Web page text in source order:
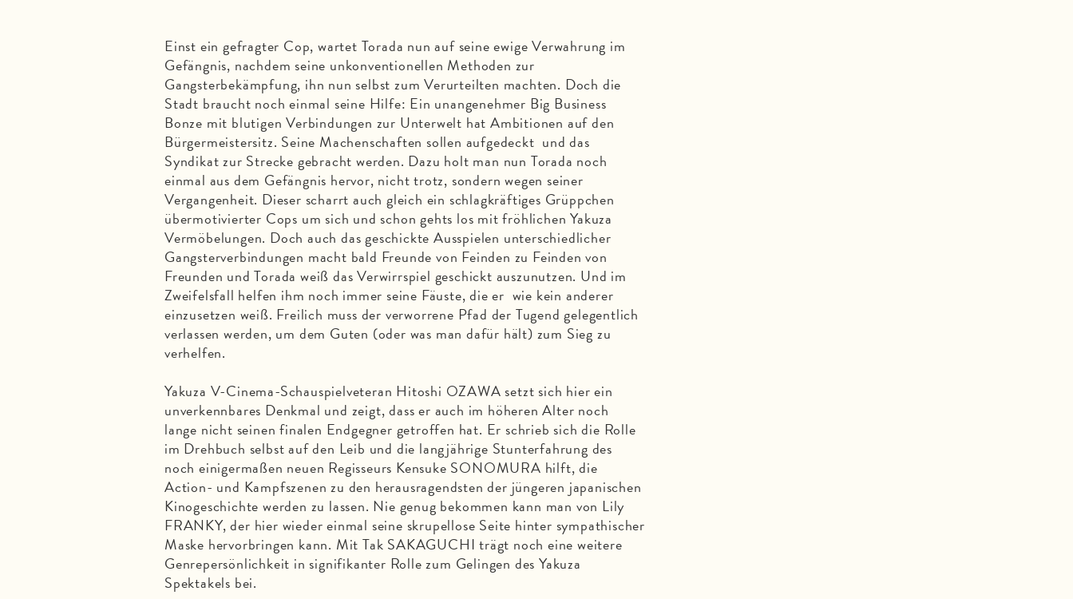
Einst ein gefragter Cop, wartet Torada nun auf seine ewige Verwahrung im
Gefängnis, nachdem seine unkonventionellen Methoden zur
Gangsterbekämpfung, ihn nun selbst zum Verurteilten machten. Doch die
Stadt braucht noch einmal seine Hilfe: Ein unangenehmer Big Business
Bonze mit blutigen Verbindungen zur Unterwelt hat Ambitionen auf den
Bürgermeistersitz. Seine Machenschaften sollen aufgedeckt und das
Syndikat zur Strecke gebracht werden. Dazu holt man nun Torada noch
einmal aus dem Gefängnis hervor, nicht trotz, sondern wegen seiner
Vergangenheit. Dieser scharrt auch gleich ein schlagkräftiges Grüppchen
übermotivierter Cops um sich und schon gehts los mit fröhlichen Yakuza
Vermöbelungen. Doch auch das geschickte Ausspielen unterschiedlicher
Gangsterverbindungen macht bald Freunde von Feinden zu Feinden von
Freunden und Torada weiß das Verwirrspiel geschickt auszunutzen. Und im
Zweifelsfall helfen ihm noch immer seine Fäuste, die er wie kein anderer
einzusetzen weiß. Freilich muss der verworrene Pfad der Tugend gelegentlich
verlassen werden, um dem Guten (oder was man dafür hält) zum Sieg zu
verhelfen.
Yakuza V-Cinema-Schauspielveteran Hitoshi OZAWA setzt sich hier ein
unverkennbares Denkmal und zeigt, dass er auch im höheren Alter noch
lange nicht seinen finalen Endgegner getroffen hat. Er schrieb sich die Rolle
im Drehbuch selbst auf den Leib und die langjährige Stunterfahrung des
noch einigermaßen neuen Regisseurs Kensuke SONOMURA hilft, die
Action- und Kampfszenen zu den herausragendsten der jüngeren japanischen
Kinogeschichte werden zu lassen. Nie genug bekommen kann man von Lily
FRANKY, der hier wieder einmal seine skrupellose Seite hinter sympathischer
Maske hervorbringen kann. Mit Tak SAKAGUCHI trägt noch eine weitere
Genrepersönlichkeit in signifikanter Rolle zum Gelingen des Yakuza
Spektakels bei.